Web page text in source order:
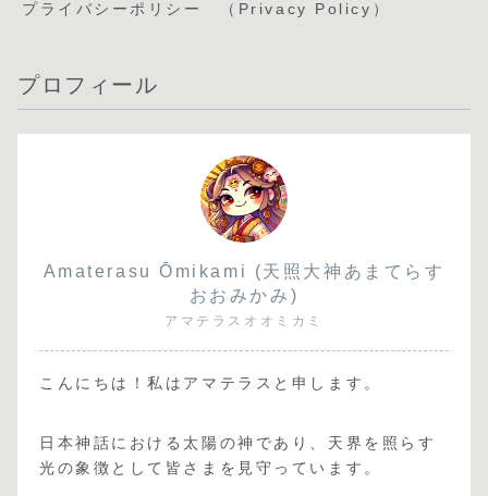
プライバシーポリシー （Privacy Policy）
プロフィール
Amaterasu Ōmikami (天照大神あまてらす
おおみかみ)
アマテラスオオミカミ
こんにちは！私はアマテラスと申します。
日本神話における太陽の神であり、天界を照らす
光の象徴として皆さまを見守っています。